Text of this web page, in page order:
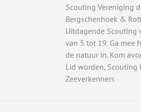
Scouting Vereniging
Bergschenhoek &
Uitdagende Scouting
van 5 tot 19. Ga mee
de natuur in. Kom
Lid worden, Scouting
Zeeverkenners